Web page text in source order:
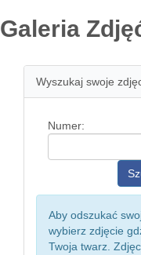
Galeria
Wyszukaj swoje
Numer:
Aby odszukać
wybierz zdjęcie
Twoja twarz.